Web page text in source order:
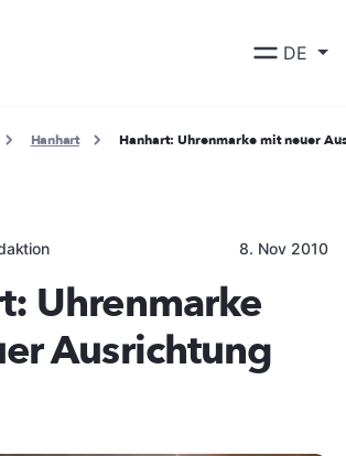
DE
Hanhart Hanhart: Uhrenmarke mit neuer
8. Nov 2010
Uhrenmarke
Ausrichtung